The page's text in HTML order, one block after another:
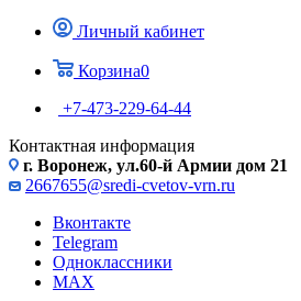
Личный кабинет
Корзина0
+7-473-229-64-44
Контактная информация
г. Воронеж, ул.60-й Армии дом 21
2667655@sredi-cvetov-vrn.ru
Вконтакте
Telegram
Одноклассники
MAX